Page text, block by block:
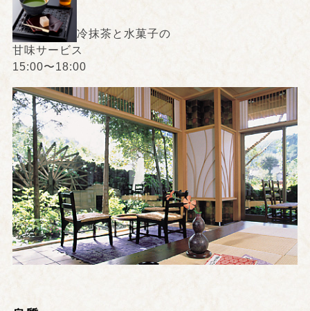
冷抹茶と水菓子の
甘味サービス
15:00〜18:00